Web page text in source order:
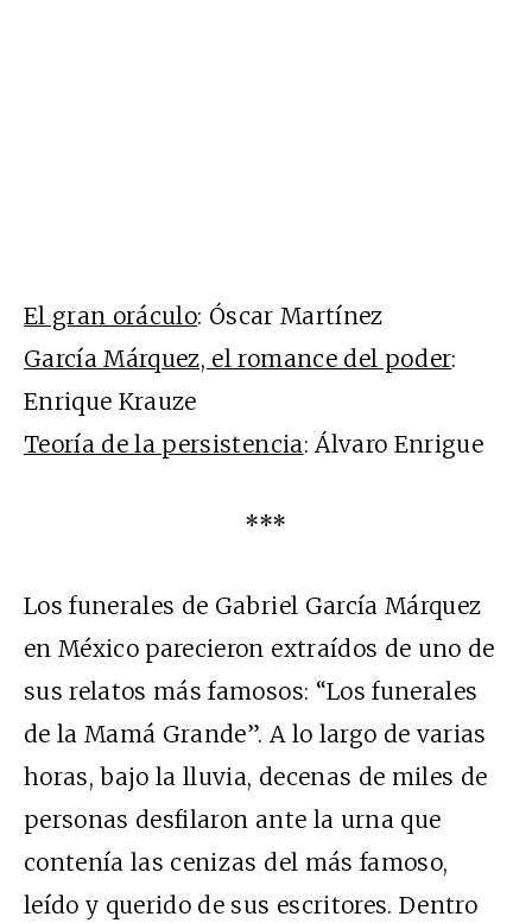
El gran oráculo: Óscar Martínez
García Márquez, el romance del poder:
Enrique Krauze
Teoría de la persistencia: Álvaro Enrigue
***
Los funerales de Gabriel García Márquez
en México parecieron extraídos de uno de
sus relatos más famosos: “Los funerales
de la Mamá Grande”. A lo largo de varias
horas, bajo la lluvia, decenas de miles de
personas desfilaron ante la urna que
contenía las cenizas del más famoso,
leído y querido de sus escritores. Dentro